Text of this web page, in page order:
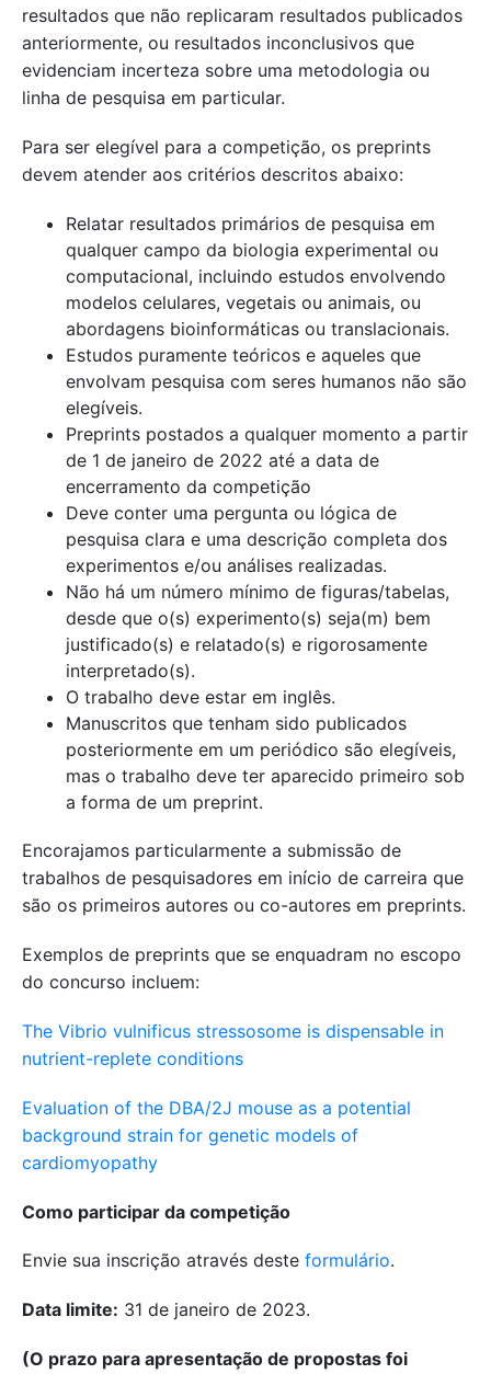
resultados que não replicaram resultados publicados
anteriormente, ou resultados inconclusivos que
evidenciam incerteza sobre uma metodologia ou
linha de pesquisa em particular.
Para ser elegível para a competição, os preprints
devem atender aos critérios descritos abaixo:
Relatar resultados primários de pesquisa em
qualquer campo da biologia experimental ou
computacional, incluindo estudos envolvendo
modelos celulares, vegetais ou animais, ou
abordagens bioinformáticas ou translacionais.
Estudos puramente teóricos e aqueles que
envolvam pesquisa com seres humanos não são
elegíveis.
Preprints postados a qualquer momento a partir
de 1 de janeiro de 2022 até a data de
encerramento da competição
Deve conter uma pergunta ou lógica de
pesquisa clara e uma descrição completa dos
experimentos e/ou análises realizadas.
Não há um número mínimo de figuras/tabelas,
desde que o(s) experimento(s) seja(m) bem
justificado(s) e relatado(s) e rigorosamente
interpretado(s).
O trabalho deve estar em inglês.
Manuscritos que tenham sido publicados
posteriormente em um periódico são elegíveis,
mas o trabalho deve ter aparecido primeiro sob
a forma de um preprint.
Encorajamos particularmente a submissão de
trabalhos de pesquisadores em início de carreira que
são os primeiros autores ou co-autores em preprints.
Exemplos de preprints que se enquadram no escopo
do concurso incluem:
The Vibrio vulnificus stressosome is dispensable in
nutrient-replete conditions
Evaluation of the DBA/2J mouse as a potential
background strain for genetic models of
cardiomyopathy
Como participar da competição
Envie sua inscrição através deste formulário.
Data limite: 31 de janeiro de 2023.
(O prazo para apresentação de propostas foi